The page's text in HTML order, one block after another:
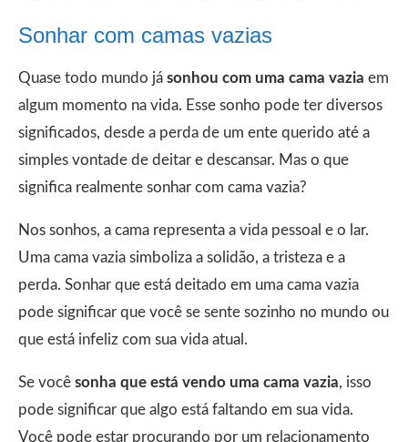
Sonhar com camas vazias
Quase todo mundo já sonhou com uma cama vazia em
algum momento na vida. Esse sonho pode ter diversos
significados, desde a perda de um ente querido até a
simples vontade de deitar e descansar. Mas o que
significa realmente sonhar com cama vazia?
Nos sonhos, a cama representa a vida pessoal e o lar.
Uma cama vazia simboliza a solidão, a tristeza e a
perda. Sonhar que está deitado em uma cama vazia
pode significar que você se sente sozinho no mundo ou
que está infeliz com sua vida atual.
Se você sonha que está vendo uma cama vazia, isso
pode significar que algo está faltando em sua vida.
Você pode estar procurando por um relacionamento